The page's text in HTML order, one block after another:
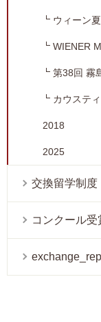
ウィーン
WIENER
第38回 霧
カウステ
2018
2025
交換留学制度
コンクール受